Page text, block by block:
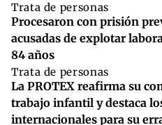
Trata de personas
Procesaron con prisión
acusadas de explotar
84 años
Trata de personas
La PROTEX reafirma su
trabajo infantil y destaca
internacionales para su